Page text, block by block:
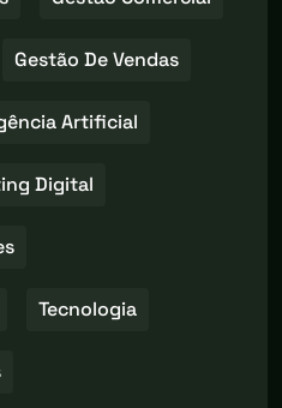
Gestão De Vendas
Artificial
Digital
Tecnologia